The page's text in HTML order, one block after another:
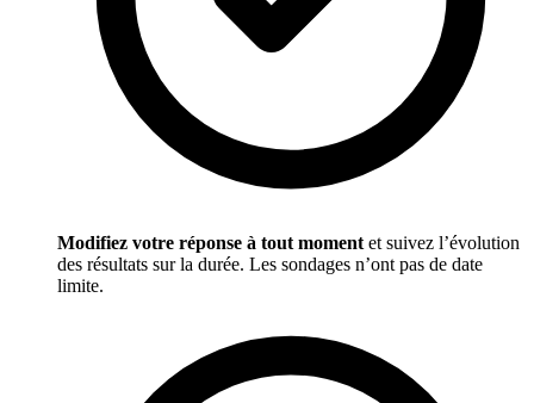
Modifiez votre réponse à tout moment et suivez l’évolution
des résultats sur la durée. Les sondages n’ont pas de date
limite.